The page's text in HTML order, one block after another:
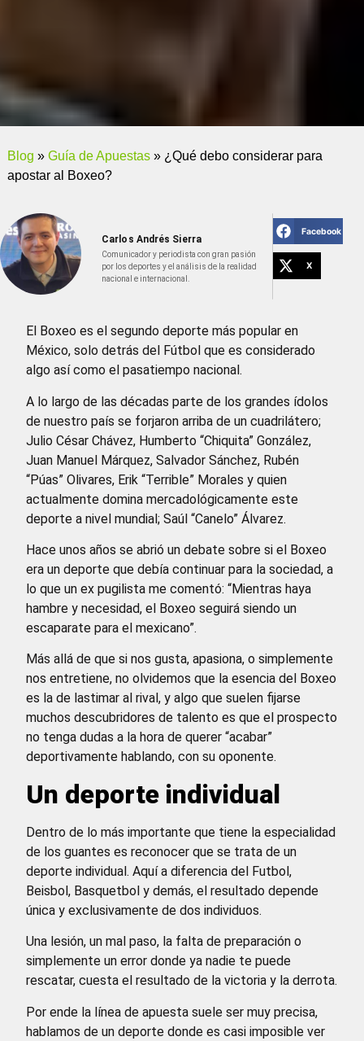
Blog » Guía de Apuestas» ¿Qué debo considerar para
apostar al Boxeo?
Carlos Andrés Sierra
Comunicador y periodista con gran pasión
por los deportes y el análisis de la realidad
nacional e internacional.
Facebook
X
El Boxeo es el segundo deporte más popular en
México, solo detrás del Fútbol que es considerado
algo así como el pasatiempo nacional.
A lo largo de las décadas parte de los grandes ídolos
de nuestro país se forjaron arriba de un cuadrilátero;
Julio César Chávez, Humberto “Chiquita” González,
Juan Manuel Márquez, Salvador Sánchez, Rubén
“Púas” Olivares, Erik “Terrible” Morales y quien
actualmente domina mercadológicamente este
deporte a nivel mundial; Saúl “Canelo” Álvarez.
Hace unos años se abrió un debate sobre si el Boxeo
era un deporte que debía continuar para la sociedad, a
lo que un ex pugilista me comentó: “Mientras haya
hambre y necesidad, el Boxeo seguirá siendo un
escaparate para el mexicano”.
Más allá de que si nos gusta, apasiona, o simplemente
nos entretiene, no olvidemos que la esencia del Boxeo
es la de lastimar al rival, y algo que suelen fijarse
muchos descubridores de talento es que el prospecto
no tenga dudas a la hora de querer “acabar”
deportivamente hablando, con su oponente.
Un deporte individual
Dentro de lo más importante que tiene la especialidad
de los guantes es reconocer que se trata de un
deporte individual. Aquí a diferencia del Futbol,
Beisbol, Basquetbol y demás, el resultado depende
única y exclusivamente de dos individuos.
Una lesión, un mal paso, la falta de preparación o
simplemente un error donde ya nadie te puede
rescatar, cuesta el resultado de la victoria y la derrota.
Por ende la línea de apuesta suele ser muy precisa,
hablamos de un deporte donde es casi imposible ver